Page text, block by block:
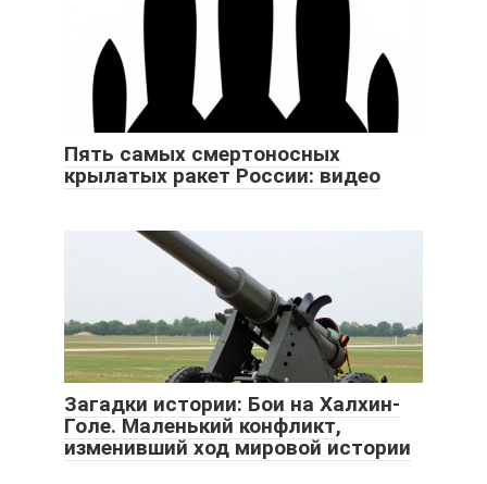
Пять самых смертоносных
крылатых ракет России: видео
Загадки истории: Бои на Халхин-
Голе. Маленький конфликт,
изменивший ход мировой истории